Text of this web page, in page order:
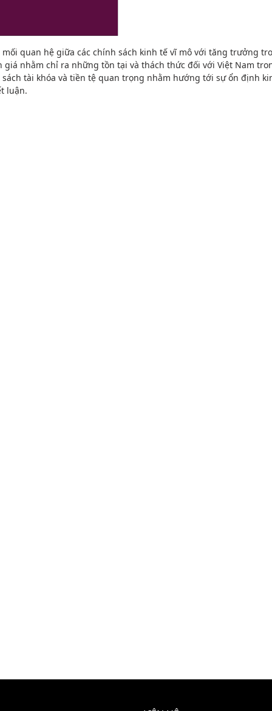
quan hệ giữa các chính sách kinh tế vĩ mô với tăng trưởng
nhằm chỉ ra những tồn tại và thách thức đối với Việt Nam
tài khóa và tiền tệ quan trọng nhằm hướng tới sự ổn định
luận.